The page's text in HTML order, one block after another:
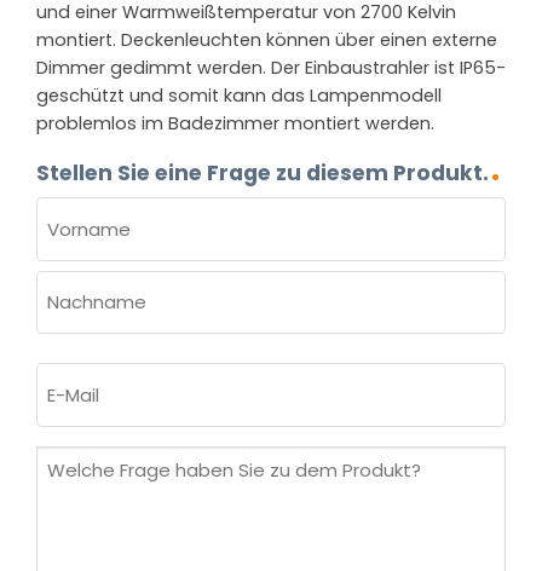
und einer Warmweißtemperatur von 2700 Kelvin
montiert. Deckenleuchten können über einen externe
Dimmer gedimmt werden. Der Einbaustrahler ist IP65-
geschützt und somit kann das Lampenmodell
problemlos im Badezimmer montiert werden.
Stellen Sie eine Frage zu diesem Produkt.
(ERFORDERLICH)
Vorname
Mail
Welche